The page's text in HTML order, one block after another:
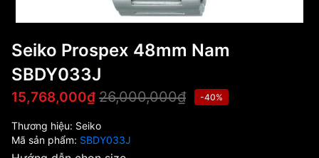
Seiko Prospex 48mm Nam
SBDY033J
15,768,000₫ 26,000,000₫ -40%
Thương hiệu: Seiko
Mã sản phẩm: SBDY033J